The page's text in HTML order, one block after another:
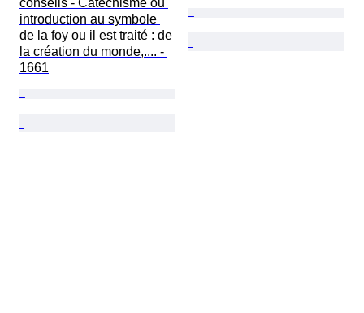
introduction au symbole
de la foy ou il est traité : de
la création du monde,.... -
1661